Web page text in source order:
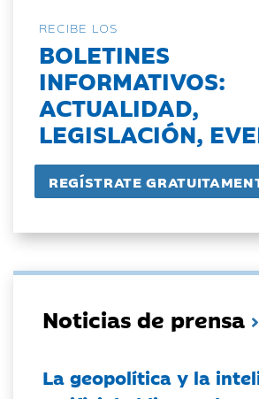
RECIBE LOS
BOLETINES
INFORMATIVOS:
ACTUALIDAD,
LEGISLACIÓN,
Noticias de prensa
La geopolítica y la